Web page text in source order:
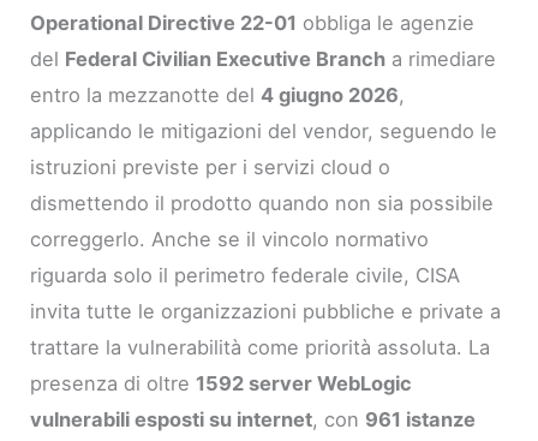
Operational Directive 22-01 obbliga le agenzie
del Federal Civilian Executive Branch a rimediare
entro la mezzanotte del4 giugno 2026,
applicando le mitigazioni del vendor, seguendo le
istruzioni previste per i servizi cloud o
dismettendo il prodotto quando non sia possibile
correggerlo. Anche se il vincolo normativo
riguarda solo il perimetro federale civile, CISA
invita tutte le organizzazioni pubbliche e private a
trattare la vulnerabilità come priorità assoluta. La
presenza di oltre 1592 server WebLogic
vulnerabili esposti su internet, con 961 istanze